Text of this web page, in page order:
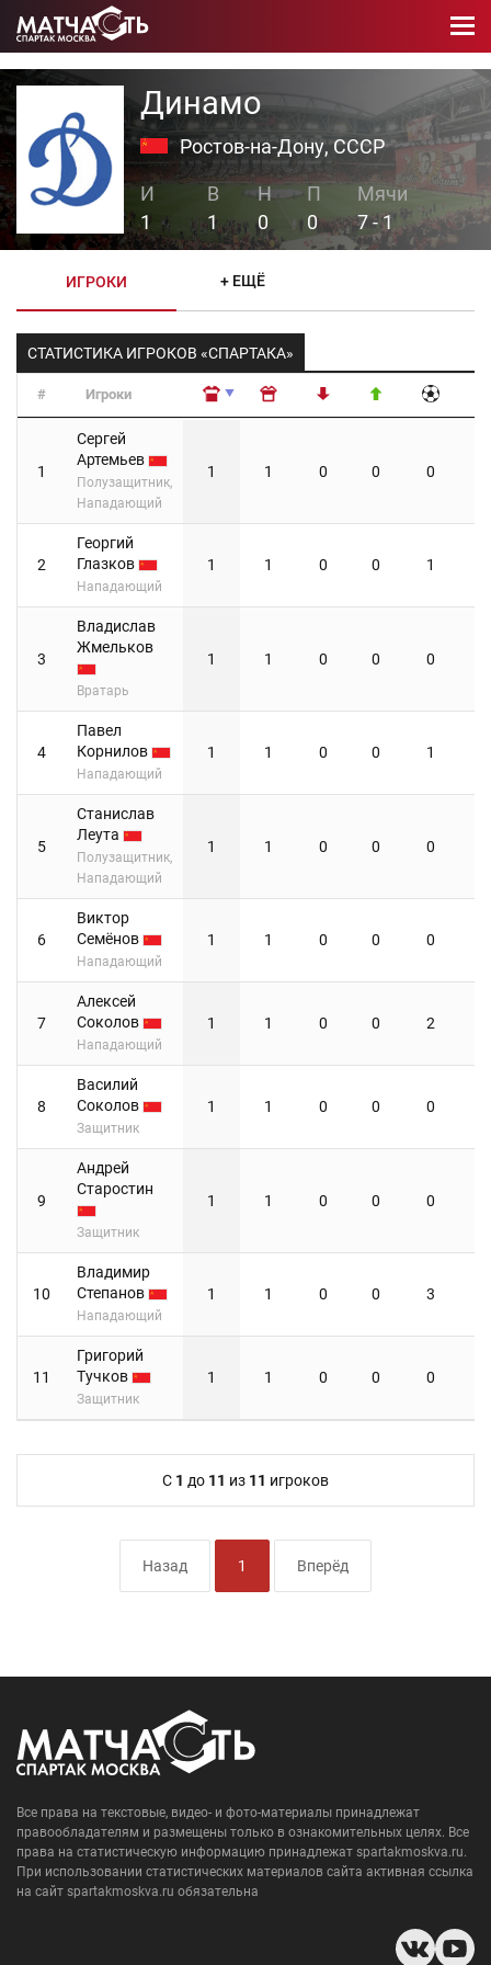
Динамо
Ростов-на-Дону, СССР
1 1 0 0 7 - 1
ИГРОКИ + ЕЩЁ
СТАТИСТИКА ИГРОКОВ «СПАРТАКА»
#
Игроки
1
Сергей
Артемьев
Полузащитник,
Нападающий
1 1 0 0 0
2
Георгий
Глазков
Нападающий
1 1 0 0 1
3
Владислав
Жмельков
Вратарь
1 1 0 0 0
4
Павел
Корнилов
Нападающий
1 1 0 0 1
5
Станислав
Леута
Полузащитник,
Нападающий
1 1 0 0 0
6
Виктор
Семёнов
Нападающий
1 1 0 0 0
7
Алексей
Соколов
Нападающий
1 1 0 0 2
8
Василий
Соколов
Защитник
1 1 0 0 0
9
Андрей
Старостин
Защитник
1 1 0 0 0
10
Владимир
Степанов
Нападающий
1 1 0 0 3
11
Григорий
Тучков
Защитник
1 1 0 0 0
C 1 до 11 из 11 игроков
Назад 1 Вперёд
Все права на текстовые, видео- и фото-материалы принадлежат
правообладателям и размещены только в ознакомительных целях. Все
права на статистическую информацию принадлежат spartakmoskva.ru.
При использовании статистических материалов сайта активная ссылка
на сайт spartakmoskva.ru обязательна